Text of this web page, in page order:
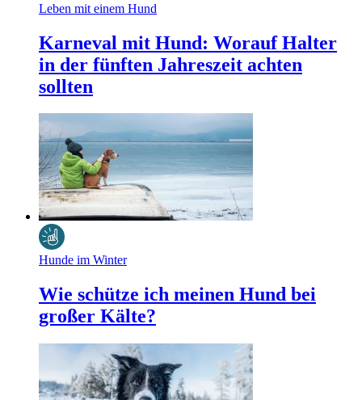
Leben mit einem Hund
Karneval mit Hund: Worauf Halter
in der fünften Jahreszeit achten
sollten
Hunde im Winter
Wie schütze ich meinen Hund bei
großer Kälte?